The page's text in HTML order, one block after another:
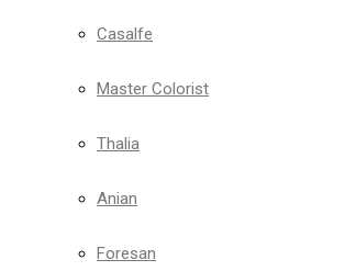
Casalfe
Master Colorist
Thalia
Anian
Foresan